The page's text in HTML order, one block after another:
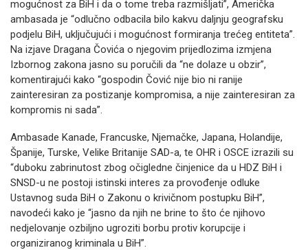
mogućnost za BiH i da o tome treba razmišljati”, Američka
ambasada je “odlučno odbacila bilo kakvu daljnju geografsku
podjelu BiH, uključujući i mogućnost formiranja trećeg entiteta”.
Na izjave Dragana Čovića o njegovim prijedlozima izmjena
Izbornog zakona jasno su poručili da “ne dolaze u obzir”,
komentirajući kako “gospodin Čović nije bio ni ranije
zainteresiran za postizanje kompromisa, a nije zainteresiran za
kompromis ni sada”.
Ambasade Kanade, Francuske, Njemačke, Japana, Holandije,
Španije, Turske, Velike Britanije SAD-a, te OHR i OSCE izrazili su
“duboku zabrinutost zbog očigledne činjenice da u HDZ BiH i
SNSD-u ne postoji istinski interes za provođenje odluke
Ustavnog suda BiH o Zakonu o krivičnom postupku BiH”,
navodeći kako je “jasno da njih ne brine to što će njihovo
nedjelovanje ozbiljno ugroziti borbu protiv korupcije i
organiziranog kriminala u BiH”.